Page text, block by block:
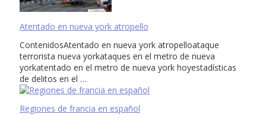
Atentado en nueva york atropello
ContenidosAtentado en nueva york atropelloataque
terrorista nueva yorkataques en el metro de nueva
yorkatentado en el metro de nueva york hoyestadísticas
de delitos en el …
Regiones de francia en español